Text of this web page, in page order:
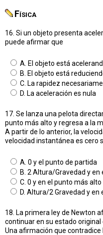
Física
16. Si un objeto presenta
puede afirmar que
A. El objeto está
B. El objeto está
C. La rapidez
D. La aceleración es nula
17. Se lanza una pelota
punto más alto y regresa a la
A partir de lo anterior, la
velocidad instantánea es cero
A. 0 y el punto de partida
B. 2 Altura/Gravedad y
C. 0 y en el punto más
D. Altura/2 Gravedad y
18. La primera ley de Newton
continuar en su estado original
Una afirmación que contradice